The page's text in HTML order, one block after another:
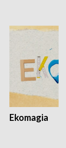
Ekomagia